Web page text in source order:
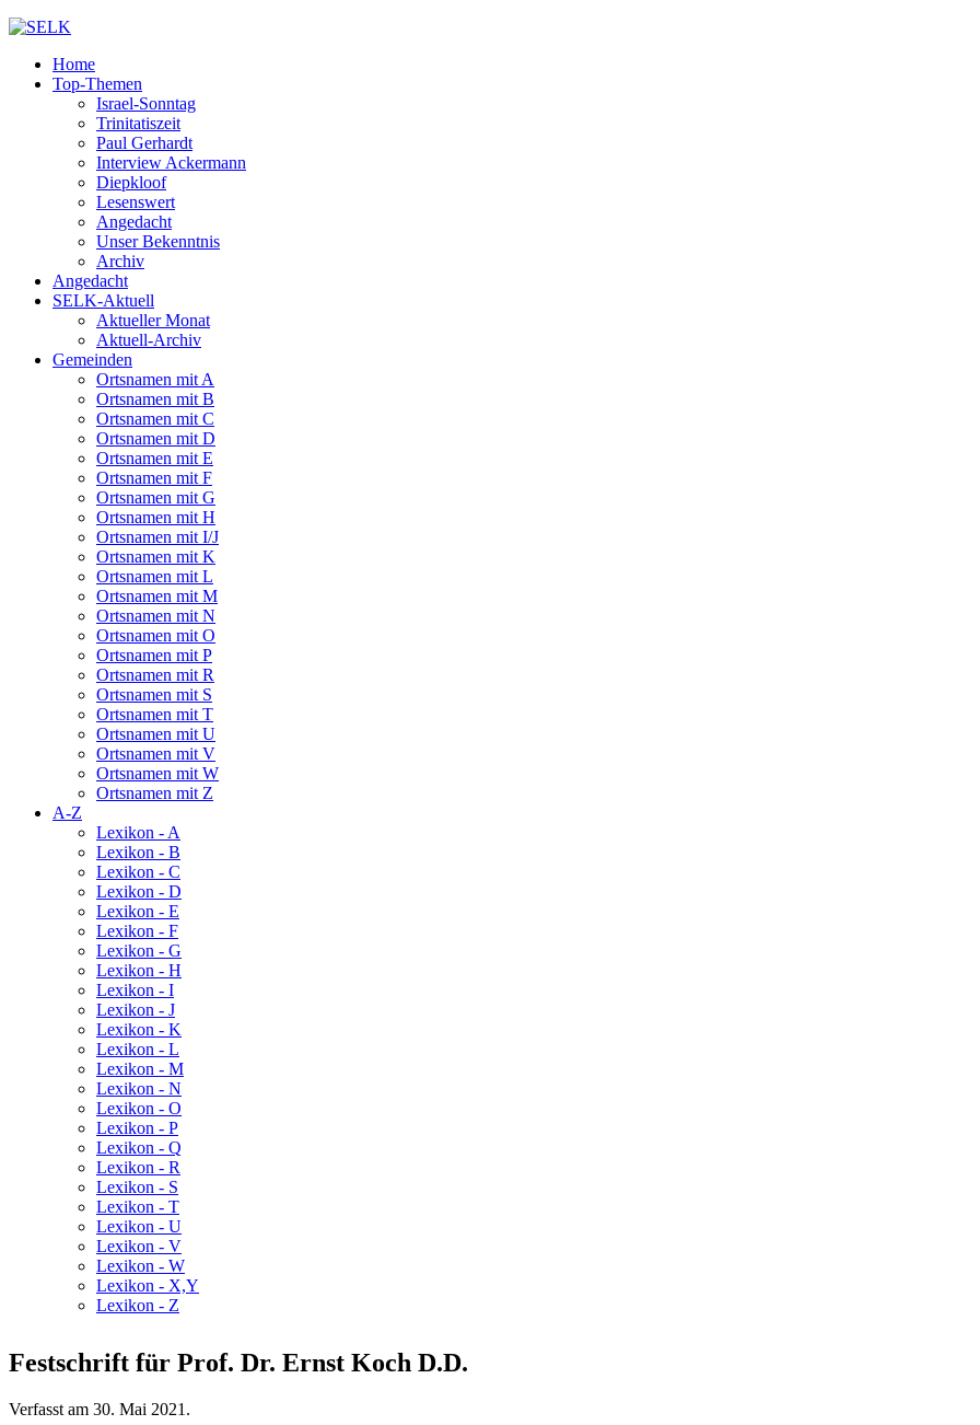
Home
Top-Themen
Israel-Sonntag
Trinitatiszeit
Paul Gerhardt
Interview Ackermann
Diepkloof
Lesenswert
Angedacht
Unser Bekenntnis
Archiv
Angedacht
SELK-Aktuell
Aktueller Monat
Aktuell-Archiv
Gemeinden
Ortsnamen mit A
Ortsnamen mit B
Ortsnamen mit C
Ortsnamen mit D
Ortsnamen mit E
Ortsnamen mit F
Ortsnamen mit G
Ortsnamen mit H
Ortsnamen mit I/J
Ortsnamen mit K
Ortsnamen mit L
Ortsnamen mit M
Ortsnamen mit N
Ortsnamen mit O
Ortsnamen mit P
Ortsnamen mit R
Ortsnamen mit S
Ortsnamen mit T
Ortsnamen mit U
Ortsnamen mit V
Ortsnamen mit W
Ortsnamen mit Z
A-Z
Lexikon - A
Lexikon - B
Lexikon - C
Lexikon - D
Lexikon - E
Lexikon - F
Lexikon - G
Lexikon - H
Lexikon - I
Lexikon - J
Lexikon - K
Lexikon - L
Lexikon - M
Lexikon - N
Lexikon - O
Lexikon - P
Lexikon - Q
Lexikon - R
Lexikon - S
Lexikon - T
Lexikon - U
Lexikon - V
Lexikon - W
Lexikon - X,Y
Lexikon - Z
Festschrift für Prof. Dr. Ernst Koch D.D.
Verfasst am 30. Mai 2021 .